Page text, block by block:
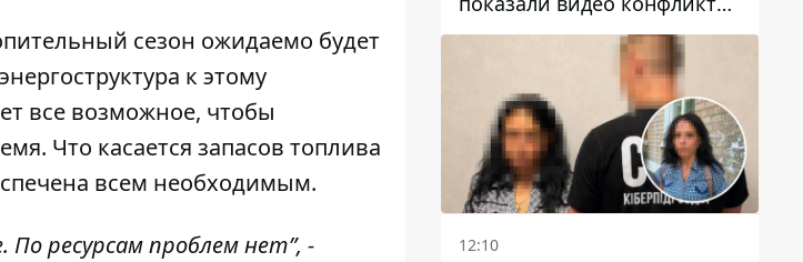
сезон ожидаемо будет
к этому
все возможное, чтобы
Что касается запасов топлива
всем необходимым.
ресурсам проблем нет”, -
с мужчиной без ноги на
проспекте Поля в Днепре
12:10